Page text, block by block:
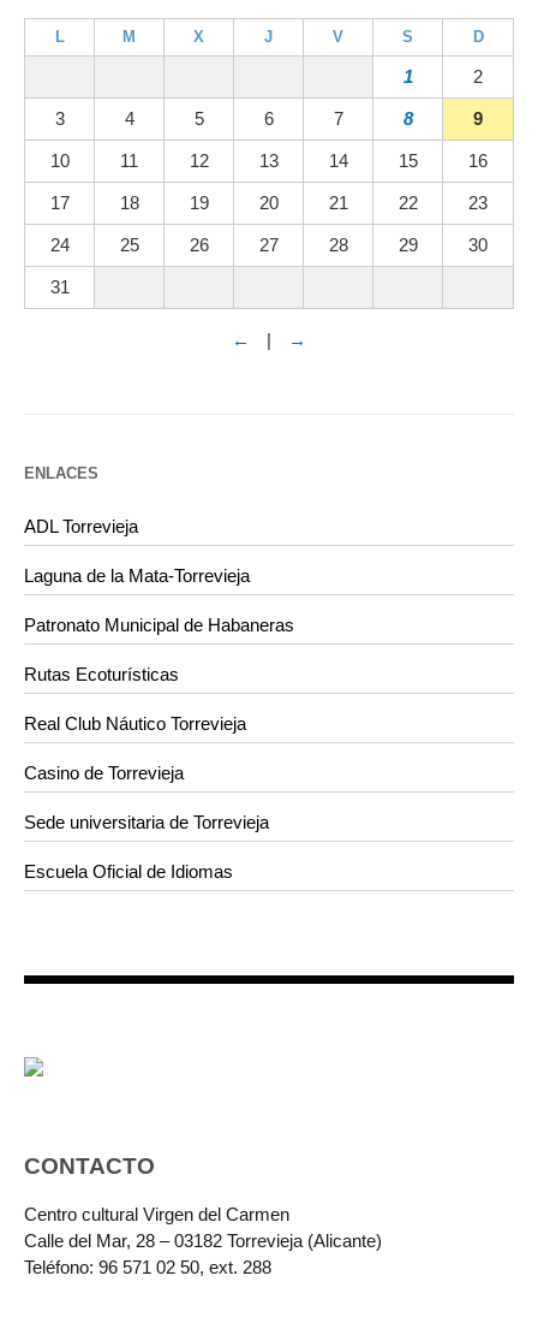
L M X J V S D
1 2
3 4 5 6 7 8 9
10 11 12 13 14 15 16
17 18 19 20 21 22 23
24 25 26 27 28 29 30
31
← | →
ENLACES
ADL Torrevieja
Laguna de la Mata-Torrevieja
Patronato Municipal de Habaneras
Rutas Ecoturísticas
Real Club Náutico Torrevieja
Casino de Torrevieja
Sede universitaria de Torrevieja
Escuela Oficial de Idiomas
CONTACTO
Centro cultural Virgen del Carmen
Calle del Mar, 28 – 03182 Torrevieja (Alicante)
Teléfono: 96 571 02 50, ext. 288